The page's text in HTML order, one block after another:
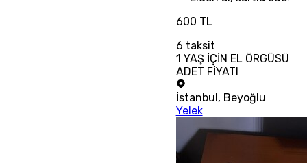
600 TL
6 taksit
1 YAŞ İÇİN EL ÖRGÜSÜ
ADET FİYATI
İstanbul , Beyoğlu
Yelek